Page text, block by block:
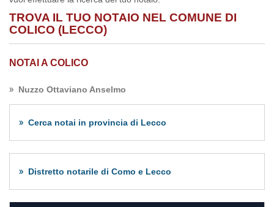
TROVA IL TUO NOTAIO NEL COMUNE DI
COLICO (LECCO)
NOTAI A COLICO
Nuzzo Ottaviano Anselmo
Cerca notai in provincia di Lecco
Distretto notarile di Como e Lecco